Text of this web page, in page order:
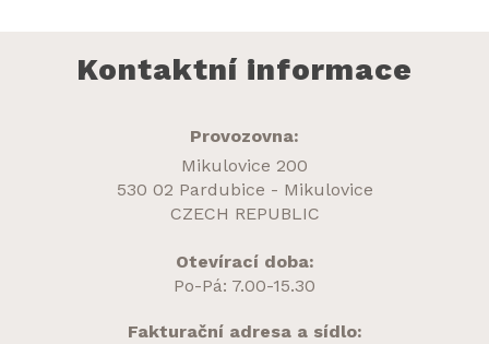
Kontaktní informace
Provozovna:
Mikulovice 200
530 02 Pardubice - Mikulovice
CZECH REPUBLIC
Otevírací doba:
Po-Pá: 7.00-15.30
Fakturační adresa a sídlo: